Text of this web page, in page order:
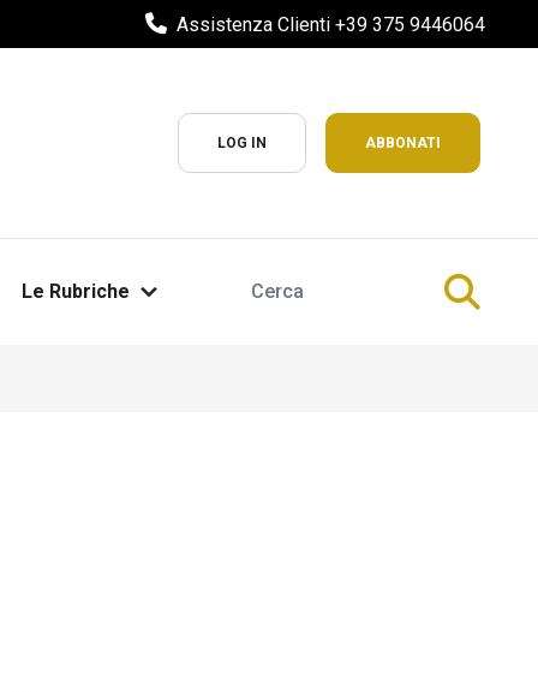
Assistenza Clienti +39 375 9446064
LOG IN ABBONATI
Le Rubriche